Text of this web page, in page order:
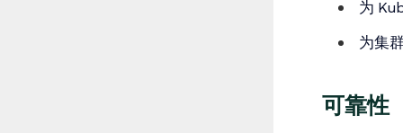
为
为集
可靠性